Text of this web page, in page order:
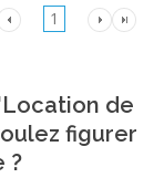
1
de
figurer
?